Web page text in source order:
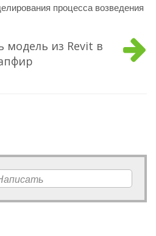
процесса возведения
модель из Revit в